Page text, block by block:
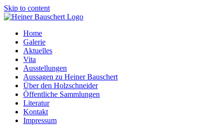
Skip to content
Home
Galerie
Aktuelles
Vita
Ausstellungen
Aussagen zu Heiner Bauschert
Über den Holzschneider
Öffentliche Sammlungen
Literatur
Kontakt
Impressum